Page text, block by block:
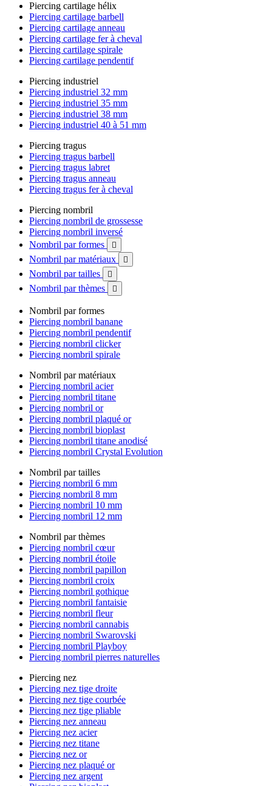
Piercing cartilage hélix
Piercing cartilage barbell
Piercing cartilage anneau
Piercing cartilage fer à cheval
Piercing cartilage spirale
Piercing cartilage pendentif
Piercing industriel
Piercing industriel 32 mm
Piercing industriel 35 mm
Piercing industriel 38 mm
Piercing industriel 40 à 51 mm
Piercing tragus
Piercing tragus barbell
Piercing tragus labret
Piercing tragus anneau
Piercing tragus fer à cheval
Piercing nombril
Piercing nombril de grossesse
Piercing nombril inversé
Nombril par formes

Nombril par matériaux 
Nombril par tailles 
Nombril par thèmes 
Nombril par formes
Piercing nombril banane
Piercing nombril pendentif
Piercing nombril clicker
Piercing nombril spirale
Nombril par matériaux
Piercing nombril acier
Piercing nombril titane
Piercing nombril or
Piercing nombril plaqué or
Piercing nombril bioplast
Piercing nombril titane anodisé
Piercing nombril Crystal Evolution
Nombril par tailles
Piercing nombril 6 mm
Piercing nombril 8 mm
Piercing nombril 10 mm
Piercing nombril 12 mm
Nombril par thèmes
Piercing nombril cœur
Piercing nombril étoile
Piercing nombril papillon
Piercing nombril croix
Piercing nombril gothique
Piercing nombril fantaisie
Piercing nombril fleur
Piercing nombril cannabis
Piercing nombril Swarovski
Piercing nombril Playboy
Piercing nombril pierres naturelles
Piercing nez
Piercing nez tige droite
Piercing nez tige courbée
Piercing nez tige pliable
Piercing nez anneau
Piercing nez acier
Piercing nez titane
Piercing nez or
Piercing nez plaqué or
Piercing nez argent